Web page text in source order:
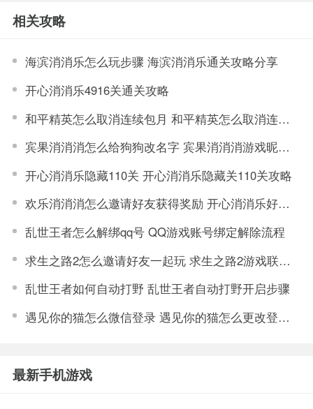
相关攻略
海滨消消乐怎么玩步骤 海滨消消乐通关攻略分享
开心消消乐4916关通关攻略
和平精英怎么取消连续包月 和平精英怎么取消连续包月苹果
宾果消消消怎么给狗狗改名字 宾果消消消游戏昵称修改步骤
开心消消乐隐藏110关 开心消消乐隐藏关110关攻略
欢乐消消消怎么邀请好友获得奖励 开心消消乐好友邀请送礼攻略
乱世王者怎么解绑qq号 QQ游戏账号绑定解除流程
求生之路2怎么邀请好友一起玩 求生之路2游戏联机教程
乱世王者如何自动打野 乱世王者自动打野开启步骤
遇见你的猫怎么微信登录 遇见你的猫怎么更改登录账号
最新手机游戏